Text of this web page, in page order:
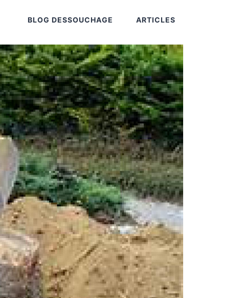
BLOG DESSOUCHAGE ARTICLES